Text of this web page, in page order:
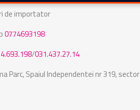
de importator
0774693198
/031.437.27.14
Parc, Spaiul Independentei nr 319,